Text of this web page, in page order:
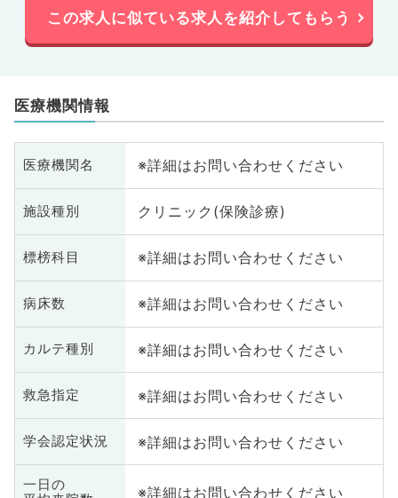
この求人に似ている求人を紹介してもらう
医療機関情報
医療機関名 ※詳細はお問い合わせください
施設種別 クリニック(保険診療)
標榜科目 ※詳細はお問い合わせください
病床数 ※詳細はお問い合わせください
カルテ種別 ※詳細はお問い合わせください
救急指定 ※詳細はお問い合わせください
学会認定状況 ※詳細はお問い合わせください
一日の
※詳細はお問い合わせください